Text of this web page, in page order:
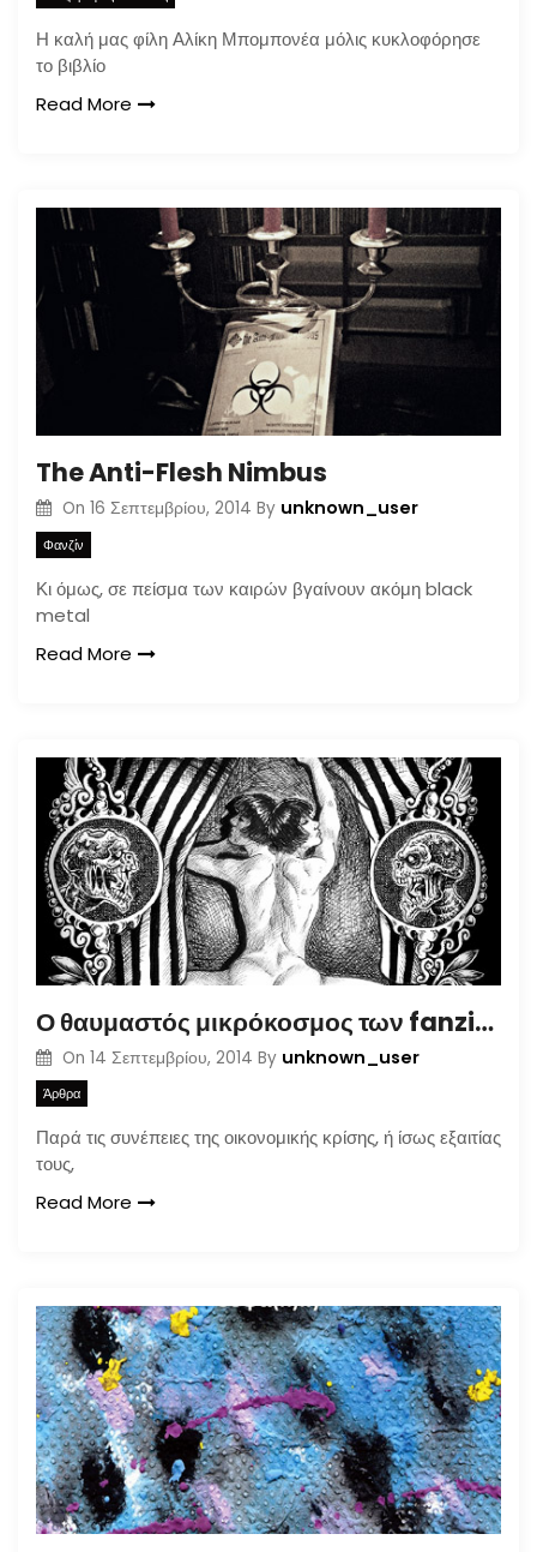
Η καλή μας φίλη Αλίκη Μπομπονέα μόλις κυκλοφόρησε
το βιβλίο
Read More
The Anti-Flesh Nimbus
On 16 Σεπτεμβρίου, 2014 By unknown_user
Φανζίν
Κι όμως, σε πείσμα των καιρών βγαίνουν ακόμη black
metal
Read More
Ο θαυμαστός μικρόκοσμος των fanzines
On 14 Σεπτεμβρίου, 2014 By unknown_user
Άρθρα
Παρά τις συνέπειες της οικονομικής κρίσης, ή ίσως εξαιτίας
τους,
Read More